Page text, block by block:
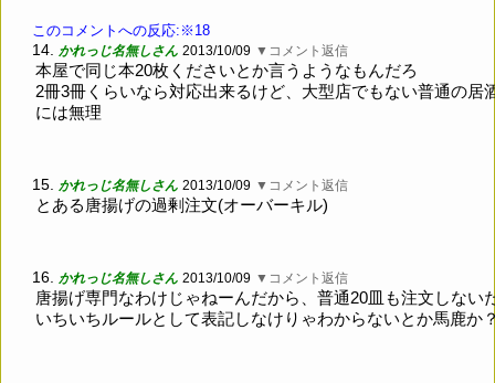
このコメントへの反応:※18
14. かれっじ名無しさん 2013/10/09 ▼コメント返信
本屋で同じ本20枚くださいとか言うようなもんだろ
2冊3冊くらいなら対応出来るけど、大型店でもない普通の居
には無理
15. かれっじ名無しさん 2013/10/09 ▼コメント返信
とある唐揚げの過剰注文(オーバーキル)
16. かれっじ名無しさん 2013/10/09 ▼コメント返信
唐揚げ専門なわけじゃねーんだから、普通20皿も注文しない
いちいちルールとして表記しなけりゃわからないとか馬鹿か